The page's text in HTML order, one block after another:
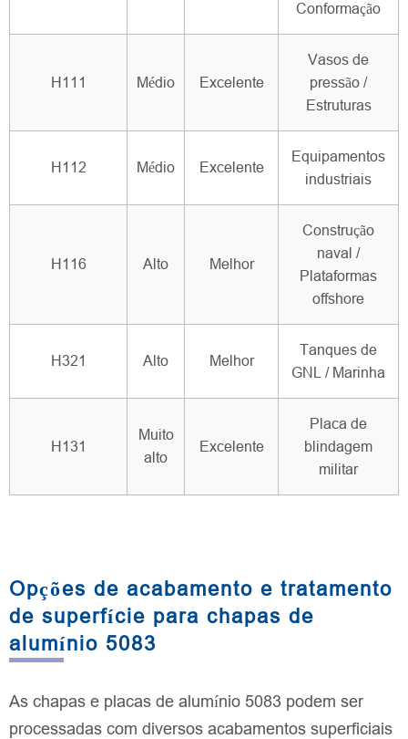
Conformação
H111 Médio Excelente
Vasos de
pressão /
Estruturas
H112 Médio Excelente
Equipamentos
industriais
H116 Alto Melhor
Construção
naval /
Plataformas
offshore
H321 Alto Melhor
Tanques de
GNL / Marinha
H131
Muito
alto
Excelente
Placa de
blindagem
militar
Opções de acabamento e tratamento
de superfície para chapas de
alumínio 5083
As chapas e placas de alumínio 5083 podem ser
processadas com diversos acabamentos superficiais